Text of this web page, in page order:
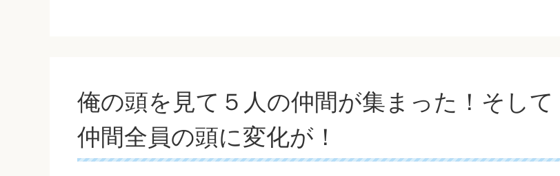
俺の頭を見て５人の仲間が集まった！そして
仲間全員の頭に変化が！